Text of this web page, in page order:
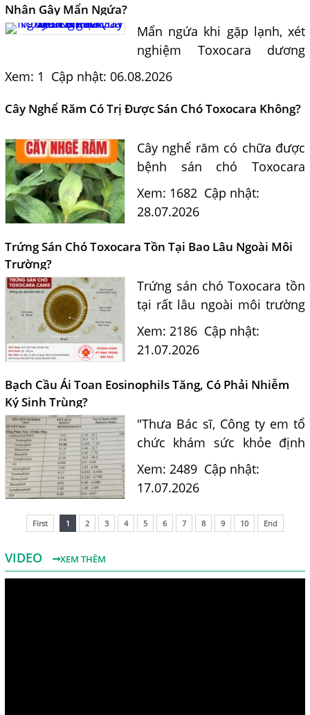
Nhân Gây Mẩn Ngứa?
Mẩn ngứa khi gặp lạnh, xét
nghiệm Toxocara dương
tính 0,5 có phải nguyên
Hằng Lan tư vấn triệu chứng,
Xem: 1 Cập nhật: 06.08.2026
Cây Nghể Răm Có Trị Được Sán Chó Toxocara Không?
Cây nghể răm có chữa được
bệnh sán chó Toxocara
không? Tiến sĩ Bác sĩ
Nguyễn Hằng Lan giải đáp
học và hướng dẫn điều trị
Xem: 1682 Cập nhật:
28.07.2026
Trứng Sán Chó Toxocara Tồn Tại Bao Lâu Ngoài Môi
Trường?
Trứng sán chó Toxocara tồn
tại rất lâu ngoài môi trường
và là nguồn lây nhiễm nguy
hiểm cho con người. Tiến sĩ
vấn cách nhận biết...
Xem: 2186 Cập nhật:
21.07.2026
Bạch Cầu Ái Toan Eosinophils Tăng, Có Phải Nhiễm
Ký Sinh Trùng?
"Thưa Bác sĩ, Công ty em tổ
chức khám sức khỏe định
kỳ. Kết quả xét nghiệm máu
của em có chỉ số bạch cầu ái
11.7%. Em nghe nói chỉ...
Xem: 2489 Cập nhật:
17.07.2026
First 1 2 3 4 5 6 7 8 9 10 End
VIDEO XEM THÊM